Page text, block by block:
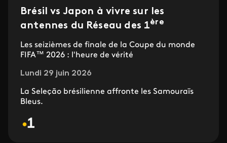
Brésil vs Japon à vivre sur les
antennes du Réseau des 1ère
Les seizièmes de finale de la Coupe du monde
FIFA™ 2026 : l'heure de vérité
Lundi 29 juin 2026
La Seleção brésilienne affronte les Samouraïs
Bleus.